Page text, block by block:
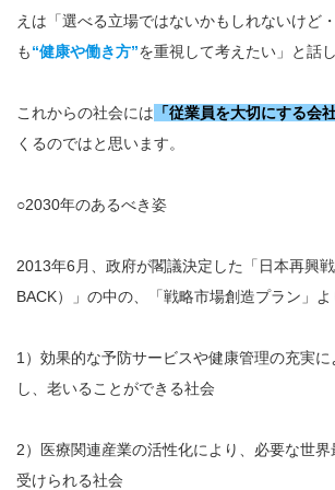
えは「選べる立場ではないかもしれないけど
も“健康や働き方”を重視して考えたい」と話
これからの社会には 「従業員を大切にする会社
くるのではと思います。
○2030年のあるべき姿
2013年6月、政府が閣議決定した「日本再興
BACK）」の中の、「戦略市場創造プラン」よ
1）効果的な予防サービスや健康管理の充実
し、老いることができる社会
2）医療関連産業の活性化により、必要な世
受けられる社会